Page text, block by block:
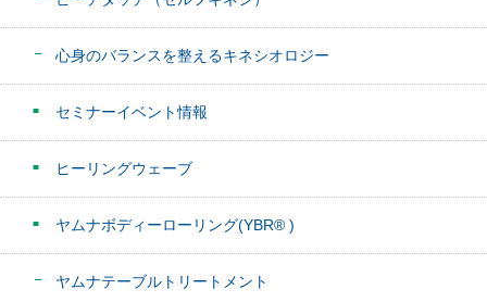
心身のバランスを整えるキネシオロジー
セミナーイベント情報
ヒーリングウェーブ
ヤムナボディーローリング(YBR® )
ヤムナテーブルトリートメント